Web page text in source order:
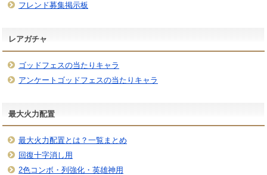
フレンド募集掲示板
レアガチャ
ゴッドフェスの当たりキャラ
アンケートゴッドフェスの当たりキャラ
最大火力配置
最大火力配置とは？一覧まとめ
回復十字消し用
2色コンボ・列強化・英雄神用